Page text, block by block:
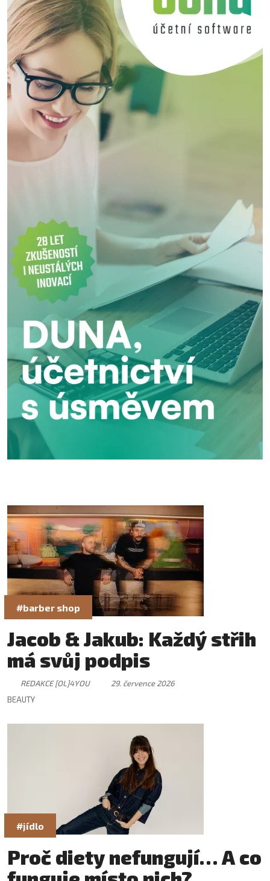
#barber shop
Jacob & Jakub: Každý střih
má svůj podpis
REDAKCE [OL]4YOU
29. července 2026
BEAUTY
#jídlo
Proč diety nefungují… A co